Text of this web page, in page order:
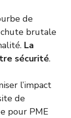
de
chute brutale
La
sécurité.
l’impact
de
pour PME